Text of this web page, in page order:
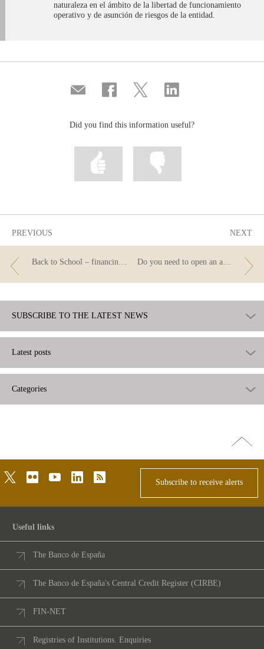
naturaleza en el ámbito de la libertad de funcionamiento
operativo y de asunción de riesgos de la entidad.
Compartir
por
Share
on
Share
on
Share
on
Did you find this information useful?
Mark
information
PREVIOUS
Back to School – financing tips
NEXT
Do you need to open an account for the first time? The basic payment account
SUBSCRIBE TO THE LATEST NEWS
Latest posts
Categories
Go
top
twitterflickr youtubelinkedinrss
Subscribe to receive alerts
Useful links
The Banco de España
The Banco de España's Central Credit Register (CIRBE)
FIN-NET
Registries of Institutions. Enquiries